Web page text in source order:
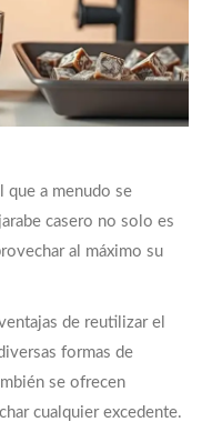
que a menudo se
casero no solo es
al máximo su
de reutilizar el
formas de
se ofrecen
cualquier excedente.